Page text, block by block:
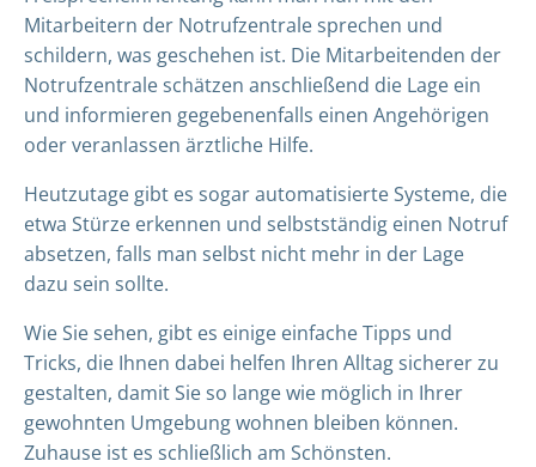
Mitarbeitern der Notrufzentrale sprechen und
schildern, was geschehen ist. Die Mitarbeitenden der
Notrufzentrale schätzen anschließend die Lage ein
und informieren gegebenenfalls einen Angehörigen
oder veranlassen ärztliche Hilfe.
Heutzutage gibt es sogar automatisierte Systeme, die
etwa Stürze erkennen und selbstständig einen Notruf
absetzen, falls man selbst nicht mehr in der Lage
dazu sein sollte.
Wie Sie sehen, gibt es einige einfache Tipps und
Tricks, die Ihnen dabei helfen Ihren Alltag sicherer zu
gestalten, damit Sie so lange wie möglich in Ihrer
gewohnten Umgebung wohnen bleiben können.
Zuhause ist es schließlich am Schönsten.